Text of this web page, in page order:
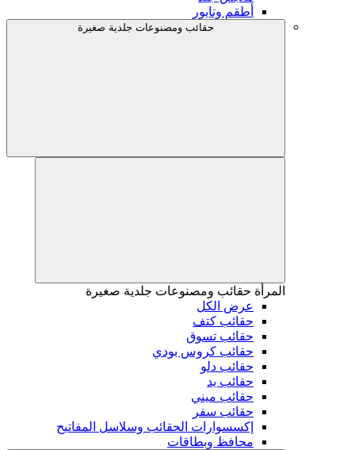
أطقم وتايور
حقائب ومصنوعات جلدية صغيرة
المرأة حقائب ومصنوعات جلدية صغيرة
عرض الكل
حقائب كتف
حقائب تسوق
حقائب كروس بودي
حقائب دلو
حقائب يد
حقائب ميني
حقائب سفر
إكسسوارات الحقائب وسلاسل المفاتيح
محافظ وبطاقات